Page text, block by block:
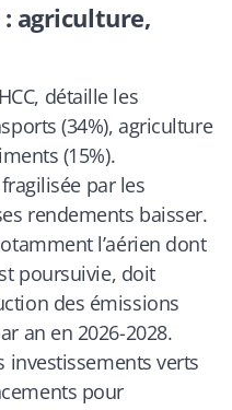
agriculture,
détaille les
(34%), agriculture
(15%).
par les
rendements baisser.
l’aérien dont
poursuivie, doit
des émissions
an en 2026-2028.
investissements verts
pour